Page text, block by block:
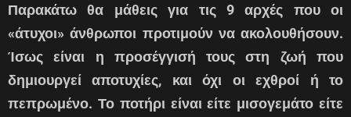
Παρακάτω θα μάθεις για τις 9 αρχές που οι
«άτυχοι» άνθρωποι προτιμούν να ακολουθήσουν.
Ίσως είναι η προσέγγισή τους στη ζωή που
δημιουργεί αποτυχίες, και όχι οι εχθροί ή το
πεπρωμένο. Το ποτήρι είναι είτε μισογεμάτο είτε